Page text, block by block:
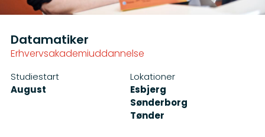
Data­matiker
Erhvervsakademiuddannelse
Studiestart
August
Lokationer
Esbjerg
Sønderborg
Tønder